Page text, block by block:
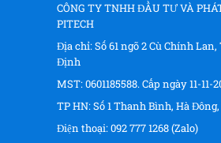
CÔNG TY TNHH ĐẦU TƯ VÀ
PITECH
Địa chỉ: Số 61 ngõ 2 Cù Chính Lan,
Định
MST: 0601185588. Cấp ngày 11-11-
TP HN: Số 1 Thanh Bình, Hà
Điện thoại: 092 777 1268 (Zalo)